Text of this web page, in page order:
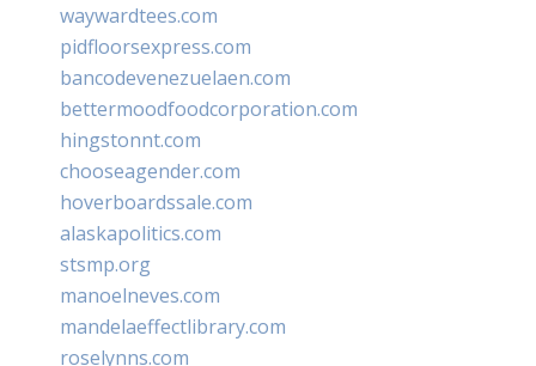
waywardtees.com
pidfloorsexpress.com
bancodevenezuelaen.com
bettermoodfoodcorporation.com
hingstonnt.com
chooseagender.com
hoverboardssale.com
alaskapolitics.com
stsmp.org
manoelneves.com
mandelaeffectlibrary.com
roselynns.com